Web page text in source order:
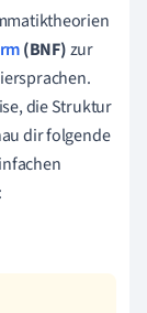
(BNF)zur
die Struktur
dir folgende